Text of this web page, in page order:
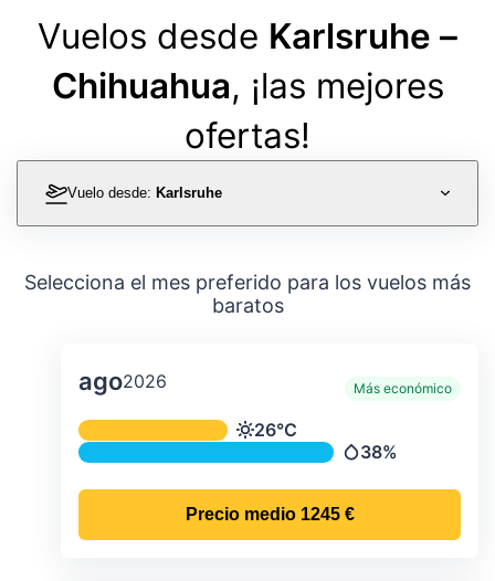
Vuelos desde Karlsruhe –
Chihuahua, ¡las mejores
ofertas!
Vuelo desde: Karlsruhe
Selecciona el mes preferido para los vuelos más
baratos
ago2026 Más económico
Temperatura y precipitación media
Temperatura
26°C
Precipitación
38%
Precio medio 1245 €